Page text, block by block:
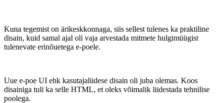
Kuna tegemist on ärikeskkonnaga, siis sellest tulenes ka praktiline
disain, kuid samal ajal oli vaja arvestada mitmete hulgimüügist
tulenevate erinõuetega e-poele.
Uue e-poe UI ehk kasutajaliidese disain oli juba olemas. Koos
disainiga tuli ka selle HTML, et oleks võimalik liidestada tehnilise
poolega.